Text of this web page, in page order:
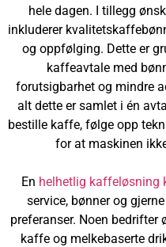
hele dagen. I tillegg
inkluderer
og oppfølging. Dette er
kaffeavtale med
forutsigbarhet og mindre
alt dette er samlet i én
bestille kaffe, følge opp
for at maskinen
En helhetlig kaffeløsning
service, bønner og
preferanser. Noen bedrifter
kaffe og melkebaserte